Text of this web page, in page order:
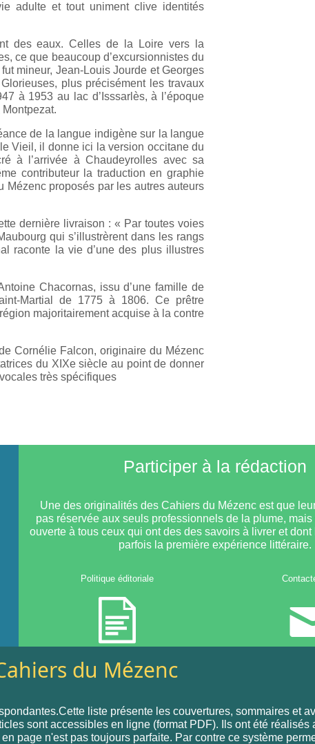
adulte et tout uniment clive identités
des eaux. Celles de la Loire vers la
ce que beaucoup d’excursionnistes du
mineur, Jean-Louis Jourde et Georges
plus précisément les travaux
à 1953 au lac d’Isssarlès, à l’époque
de la langue indigène sur la langue
Vieil, il donne ici la version occitane du
à l’arrivée à Chaudeyrolles avec sa
contributeur la traduction en graphie
Mézenc proposés par les autres auteurs
dernière livraison : « Par toutes voies
qui s’illustrèrent dans les rangs
raconte la vie d’une des plus illustres
Chacornas, issu d’une famille de
Martial de 1775 à 1806. Ce prêtre
majoritairement acquise à la contre
Cornélie Falcon, originaire du Mézenc
du XIXe siècle au point de donner
très spécifiques
Participer à la rédaction
Une des originalités des Cahiers du Mézenc est que
pas réservée aux seuls professionnels de la plume, mais
ouverte à tous ceux qui ont des des savoirs à livrer et
parfois la première expérience littéraire.
Politique éditoriale
du Mézenc
liste présente les couvertures, sommaires et
sont accessibles en ligne (format PDF). Ils ont été réalisés
page n'est pas toujours parfaite. Par contre ce système